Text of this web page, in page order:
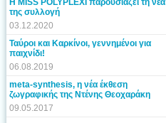
Η MISS POLYPLEXI παρουσιάζει τη νέα
της συλλογή
03.12.2020
Ταύροι και Καρκίνοι, γεννημένοι για
παιχνίδι!
06.08.2019
meta-synthesis, η νέα έκθεση
ζωγραφικής της Ντένης Θεοχαράκη
09.05.2017